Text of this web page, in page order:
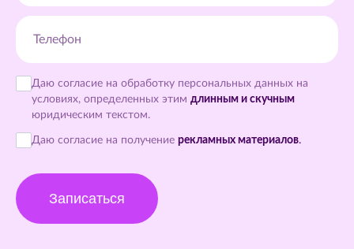
Телефон
Даю согласие на обработку персональных данных на
условиях, определенных этим длинным и скучным
юридическим текстом.
Даю согласие на получение рекламных материалов.
Записаться